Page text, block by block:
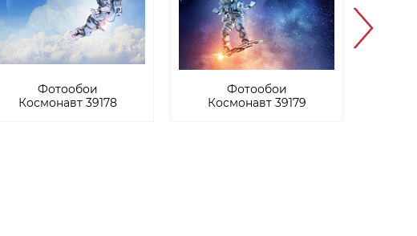
Фотообои
Космонавт 39178
Фотообои
Космонавт 39179